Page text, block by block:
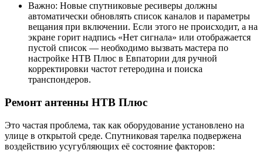
Важно: Новые спутниковые ресиверы должны
автоматически обновлять список каналов и параметры
вещания при включении. Если этого не происходит, а на
экране горит надпись «Нет сигнала» или отображается
пустой список — необходимо вызвать мастера по
настройке НТВ Плюс в Евпатории для ручной
корректировки частот гетеродина и поиска
транспондеров.
Ремонт антенны НТВ Плюс
Это частая проблема, так как оборудование установлено на
улице в открытой среде. Спутниковая тарелка подвержена
воздействию усугубляющих её состояние факторов: